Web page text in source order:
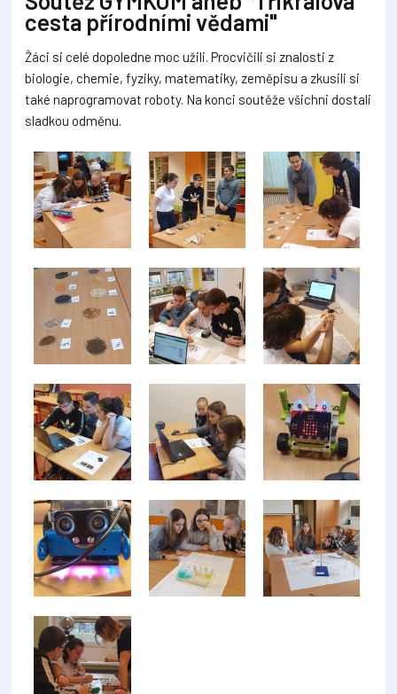
cesta přírodními vědami"
Žáci si celé dopoledne moc užili. Procvičili si znalosti z
biologie, chemie, fyziky, matematiky, zeměpisu a zkusili si
také naprogramovat roboty. Na konci soutěže všichni dostali
sladkou odměnu.